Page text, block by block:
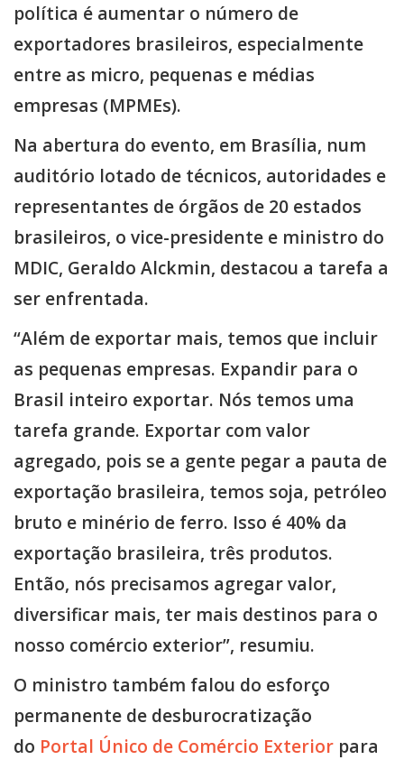
política é aumentar o número de
exportadores brasileiros, especialmente
entre as micro, pequenas e médias
empresas (MPMEs).
Na abertura do evento, em Brasília, num
auditório lotado de técnicos, autoridades e
representantes de órgãos de 20 estados
brasileiros, o vice-presidente e ministro do
MDIC, Geraldo Alckmin, destacou a tarefa a
ser enfrentada.
“Além de exportar mais, temos que incluir
as pequenas empresas. Expandir para o
Brasil inteiro exportar. Nós temos uma
tarefa grande. Exportar com valor
agregado, pois se a gente pegar a pauta de
exportação brasileira, temos soja, petróleo
bruto e minério de ferro. Isso é 40% da
exportação brasileira, três produtos.
Então, nós precisamos agregar valor,
diversificar mais, ter mais destinos para o
nosso comércio exterior”, resumiu.
O ministro também falou do esforço
permanente de desburocratização
do Portal Único de Comércio Exterior para